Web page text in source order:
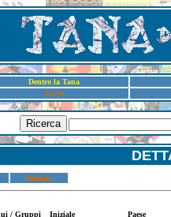
Dentro la Tana
Artisti
Ricerca
Dettaglio
/ Gruppi Iniziale Paese